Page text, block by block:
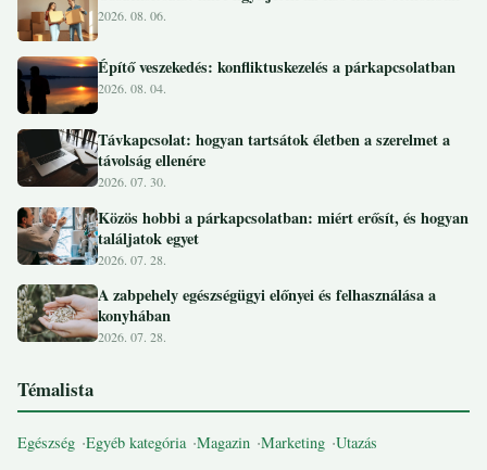
2026. 08. 06.
Építő veszekedés: konfliktuskezelés a párkapcsolatban
2026. 08. 04.
Távkapcsolat: hogyan tartsátok életben a szerelmet a
távolság ellenére
2026. 07. 30.
Közös hobbi a párkapcsolatban: miért erősít, és hogyan
találjatok egyet
2026. 07. 28.
A zabpehely egészségügyi előnyei és felhasználása a
konyhában
2026. 07. 28.
Témalista
Egészség Egyéb kategória Magazin Marketing Utazás